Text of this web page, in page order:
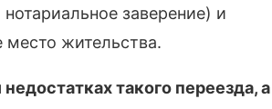
заверение) и
жительства.
такого переезда, а